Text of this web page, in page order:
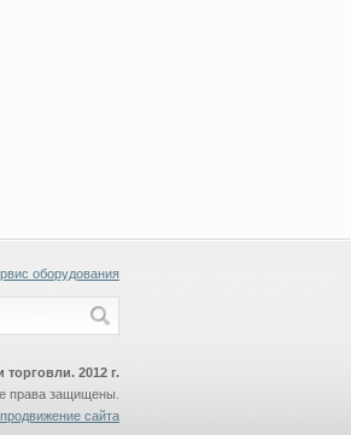
оборудования
торговли. 2012 г.
права защищены.
продвижение сайта